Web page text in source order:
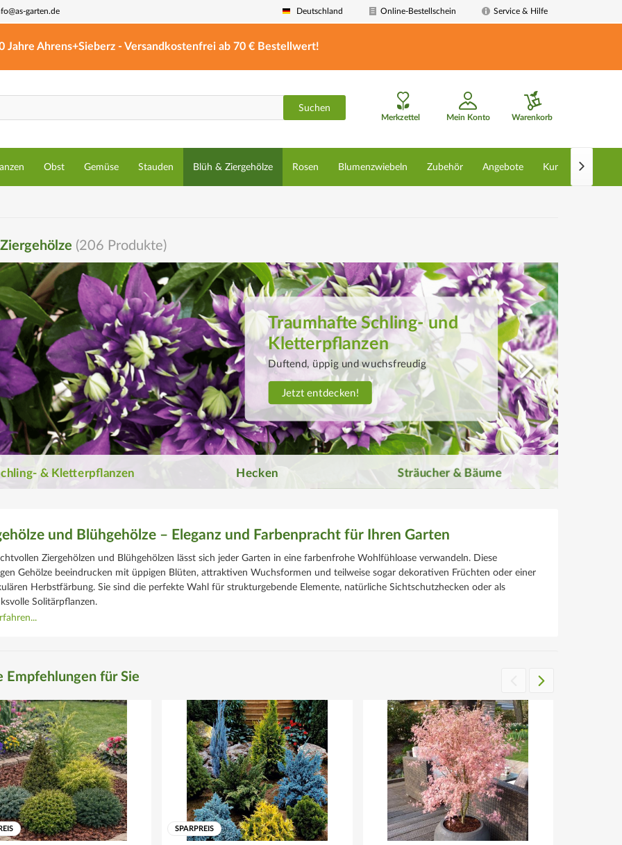
garten.de Deutschland Online-Bestellschein Service & Hilfe
Jahre Ahrens+Sieberz - Versandkostenfrei ab 70 € Bestellwert!
Suchen
Merkzettel Mein Konto Warenkorb
Obst Gemüse Stauden Blüh & Ziergehölze Rosen Blumenzwiebeln Zubehör Angebote Kunstpflanzen

(206 Produkte)
Hecken als Sichtschutz
Pflegeleicht, robust und dekorativ
Jetzt entdecken!
& Kletterpflanzen Hecken Sträucher & Bäume
und Blühgehölze – Eleganz und Farbenpracht für Ihren Garten
Ziergehölzen und Blühgehölzen lässt sich jeder Garten in eine farbenfrohe Wohlfühloase verwandeln. Diese
Gehölze beeindrucken mit üppigen Blüten, attraktiven Wuchsformen und teilweise sogar dekorativen Früchten oder einer
Herbstfärbung. Sie sind die perfekte Wahl für strukturgebende Elemente, natürliche Sichtschutzhecken oder als
Solitärpflanzen.
Empfehlungen für Sie
SPARPREIS